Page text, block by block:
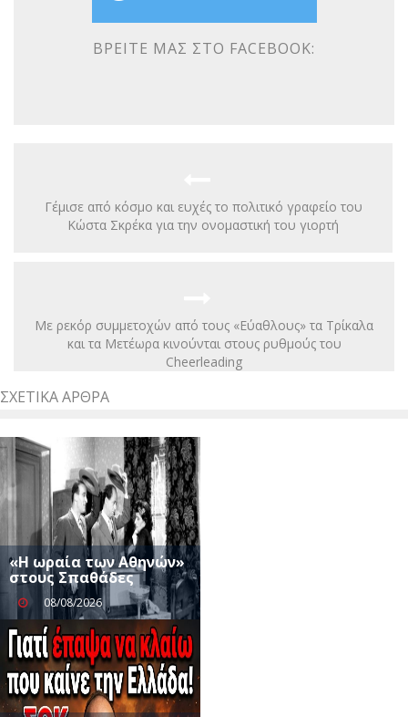
ΒΡΕΊΤΕ ΜΑΣ ΣΤΟ FACEBOOK:
Γέμισε από κόσμο και ευχές το πολιτικό γραφείο του
Κώστα Σκρέκα για την ονομαστική του γιορτή
Με ρεκόρ συμμετοχών από τους «Εύαθλους» τα Τρίκαλα
και τα Μετέωρα κινούνται στους ρυθμούς του
Cheerleading
ΣΧΕΤΙΚΆ ΆΡΘΡΑ
«Η ωραία των Αθηνών»
στους Σπαθάδες
08/08/2026